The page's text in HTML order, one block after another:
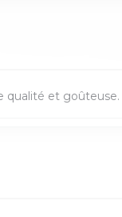
qualité et goûteuse.